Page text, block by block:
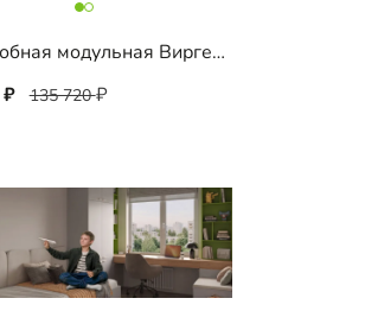
Гардеробная модульная Виргес-7
135 720